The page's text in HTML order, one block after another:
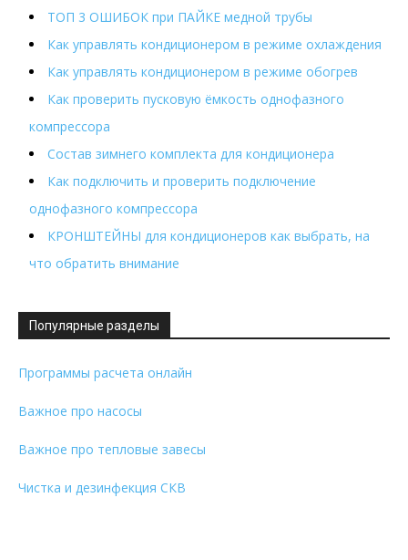
ТОП 3 ОШИБОК при ПАЙКЕ медной трубы
Как управлять кондиционером в режиме охлаждения
Как управлять кондиционером в режиме обогрев
Как проверить пусковую ёмкость однофазного
компрессора
Состав зимнего комплекта для кондиционера
Как подключить и проверить подключение
однофазного компрессора
КРОНШТЕЙНЫ для кондиционеров как выбрать, на
что обратить внимание
Популярные разделы
Программы расчета онлайн
Важное про насосы
Важное про тепловые завесы
Чистка и дезинфекция СКВ